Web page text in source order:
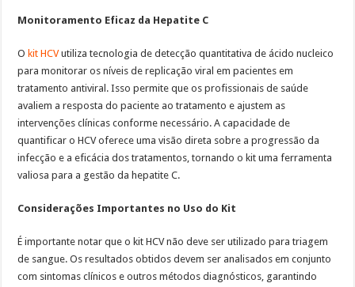
Monitoramento Eficaz da Hepatite C
O kit HCVutiliza tecnologia de detecção quantitativa de ácido nucleico
para monitorar os níveis de replicação viral em pacientes em
tratamento antiviral. Isso permite que os profissionais de saúde
avaliem a resposta do paciente ao tratamento e ajustem as
intervenções clínicas conforme necessário. A capacidade de
quantificar o HCV oferece uma visão direta sobre a progressão da
infecção e a eficácia dos tratamentos, tornando o kit uma ferramenta
valiosa para a gestão da hepatite C.
Considerações Importantes no Uso do Kit
É importante notar que o kit HCV não deve ser utilizado para triagem
de sangue. Os resultados obtidos devem ser analisados em conjunto
com sintomas clínicos e outros métodos diagnósticos, garantindo